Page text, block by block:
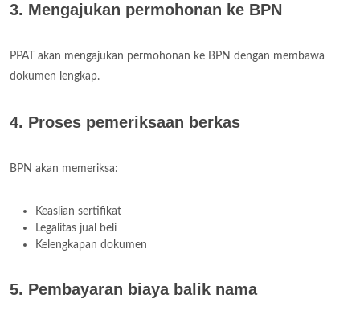
3. Mengajukan permohonan ke BPN
PPAT akan mengajukan permohonan ke BPN dengan membawa
dokumen lengkap.
4. Proses pemeriksaan berkas
BPN akan memeriksa:
Keaslian sertifikat
Legalitas jual beli
Kelengkapan dokumen
5. Pembayaran biaya balik nama